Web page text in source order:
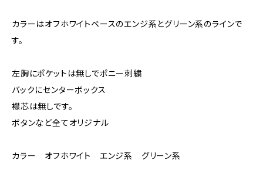
カラーはオフホワイトベースのエンジ系とグリーン系のラインで
す。
左胸にポケットは無しでポニー刺繍
バックにセンターボックス
襟芯は無しです。
ボタンなど全てオリジナル
カラー オフホワイト エンジ系 グリーン系